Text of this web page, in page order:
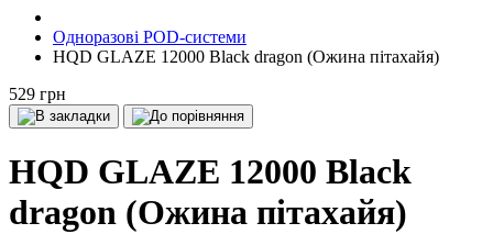
Одноразові POD-системи
HQD GLAZE 12000 Black dragon (Ожина пітахайя)
529 грн
HQD GLAZE 12000 Black
dragon (Ожина пітахайя)